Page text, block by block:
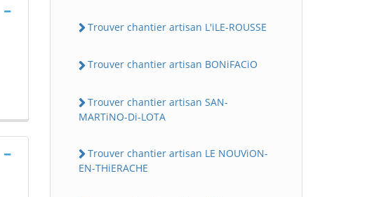
Trouver chantier artisan L'iLE-ROUSSE
Trouver chantier artisan BONiFACiO
Trouver chantier artisan SAN-
MARTiNO-Di-LOTA
Trouver chantier artisan LE NOUViON-
EN-THiERACHE